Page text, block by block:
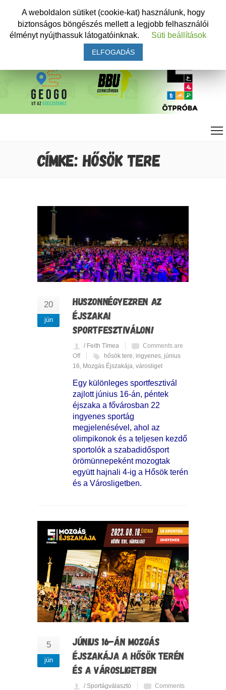
CÍMKE: HŐSÖK TERE
20
jún
HUSZONNÉGYEZREN AZ
ÉJSZAKAI
SPORTFESZTIVÁLON!
/ Feith Tímea
Comments are
Off
hősök tere, ingyenes, június
16, Mozgás Éjszakája, városliget
Egy különleges sportfesztivál
zajlott június 16-án, péntek
éjszaka a fővárosban 22
ingyenes sportág
megjelenésével, ahol az
olimpikonok és a teljesen kezdő
sportolók a szabadidősport
örömünnepeként mozogtak
együtt hajnali 4-ig a Hősök terén
és a Városligetben.
5
jún
JÚNIUS 16-ÁN MOZGÁS
ÉJSZAKÁJA A HŐSÖK TERÉN
ÉS A VÁROSLIGETBEN
/ Sportágválasztó
Comments
A weboldalon sütiket (cookie-kat) használunk, hogy
biztonságos böngészés mellett a legjobb felhasználói
élményt nyújthassuk látogatóinknak.
Süti beállítások
ELFOGADÁS